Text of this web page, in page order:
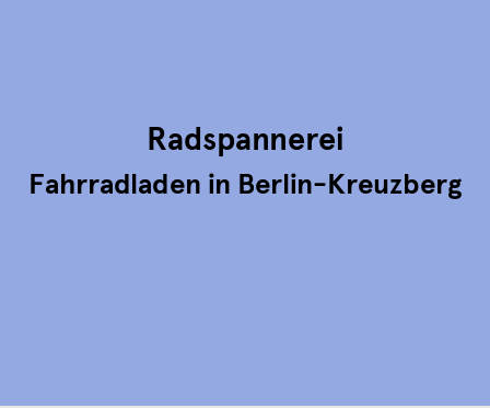
Radspannerei
Fahrradladen in Berlin-Kreuzberg